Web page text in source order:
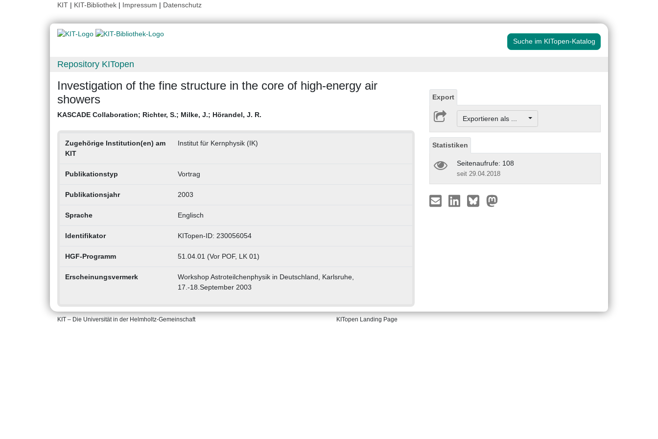
KIT | KIT-Bibliothek | Impressum | Datenschutz
Suche im KITopen-Katalog
Repository KITopen
Investigation of the fine structure in the core of high-energy air
showers
KASCADE Collaboration; Richter, S.; Milke, J.; Hörandel, J. R.
Zugehörige Institution(en) am
KIT
Institut für Kernphysik (IK)
Publikationstyp Vortrag
Publikationsjahr 2003
Sprache Englisch
Identifikator KITopen-ID: 230056054
HGF-Programm 51.04.01 (Vor POF, LK 01)
Erscheinungsvermerk
Workshop Astroteilchenphysik in Deutschland, Karlsruhe,
17.-18.September 2003
Export
Exportieren als ...
Statistiken
Seitenaufrufe: 108
seit 29.04.2018
KIT – Die Universität in der Helmholtz-Gemeinschaft KITopen Landing Page